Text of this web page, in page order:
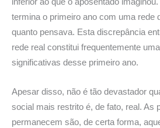
inferior ao que o aposentado
termina o primeiro ano com uma rede
quanto pensava. Esta discrepância
rede real constitui frequentemente
significativas desse primeiro ano.
Apesar disso, não é tão devastador
social mais restrito é, de fato, real. As
permanecem são, de certa forma,